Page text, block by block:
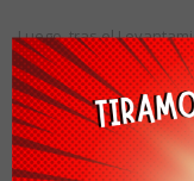
Luego, tras el
bombardeó sin
fue pasto para el fuego
Se destruyeron
del siglo XIII.